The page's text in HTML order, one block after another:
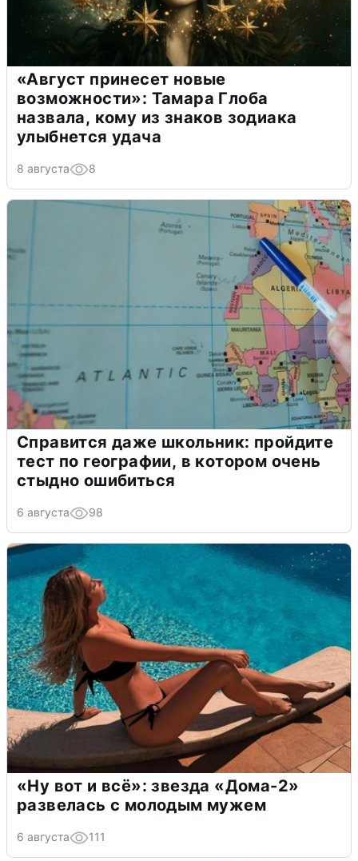
«Август принесет новые
возможности»: Тамара Глоба
назвала, кому из знаков зодиака
улыбнется удача
8 августа 8
Справится даже школьник: пройдите
тест по географии, в котором очень
стыдно ошибиться
6 августа 98
«Ну вот и всё»: звезда «Дома-2»
развелась с молодым мужем
6 августа 111